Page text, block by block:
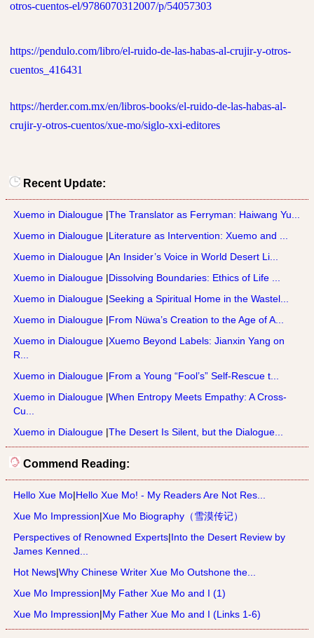
otros-cuentos-el/9786070312007/p/54057303
https://pendulo.com/libro/el-ruido-de-las-habas-al-crujir-y-otros-
cuentos_416431
https://herder.com.mx/en/libros-books/el-ruido-de-las-habas-al-
crujir-y-otros-cuentos/xue-mo/siglo-xxi-editores
Recent Update:
Xuemo in Dialougue |The Translator as Ferryman: Haiwang Yu...
Xuemo in Dialougue |Literature as Intervention: Xuemo and ...
Xuemo in Dialougue |An Insider’s Voice in World Desert Li...
Xuemo in Dialougue |Dissolving Boundaries: Ethics of Life ...
Xuemo in Dialougue |Seeking a Spiritual Home in the Wastel...
Xuemo in Dialougue |From Nüwa’s Creation to the Age of A...
Xuemo in Dialougue |Xuemo Beyond Labels: Jianxin Yang on
R...
Xuemo in Dialougue |From a Young “Fool’s” Self-Rescue t...
Xuemo in Dialougue |When Entropy Meets Empathy: A Cross-
Cu...
Xuemo in Dialougue |The Desert Is Silent, but the Dialogue...
Commend Reading:
Hello Xue Mo|Hello Xue Mo! - My Readers Are Not Res...
Xue Mo Impression|Xue Mo Biography（雪漠传记）
Perspectives of Renowned Experts|Into the Desert Review by
James Kenned...
Hot News|Why Chinese Writer Xue Mo Outshone the...
Xue Mo Impression|My Father Xue Mo and I (1)
Xue Mo Impression|My Father Xue Mo and I (Links 1-6)